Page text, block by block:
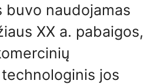
buvo naudojamas
XX a. pabaigos,
jos